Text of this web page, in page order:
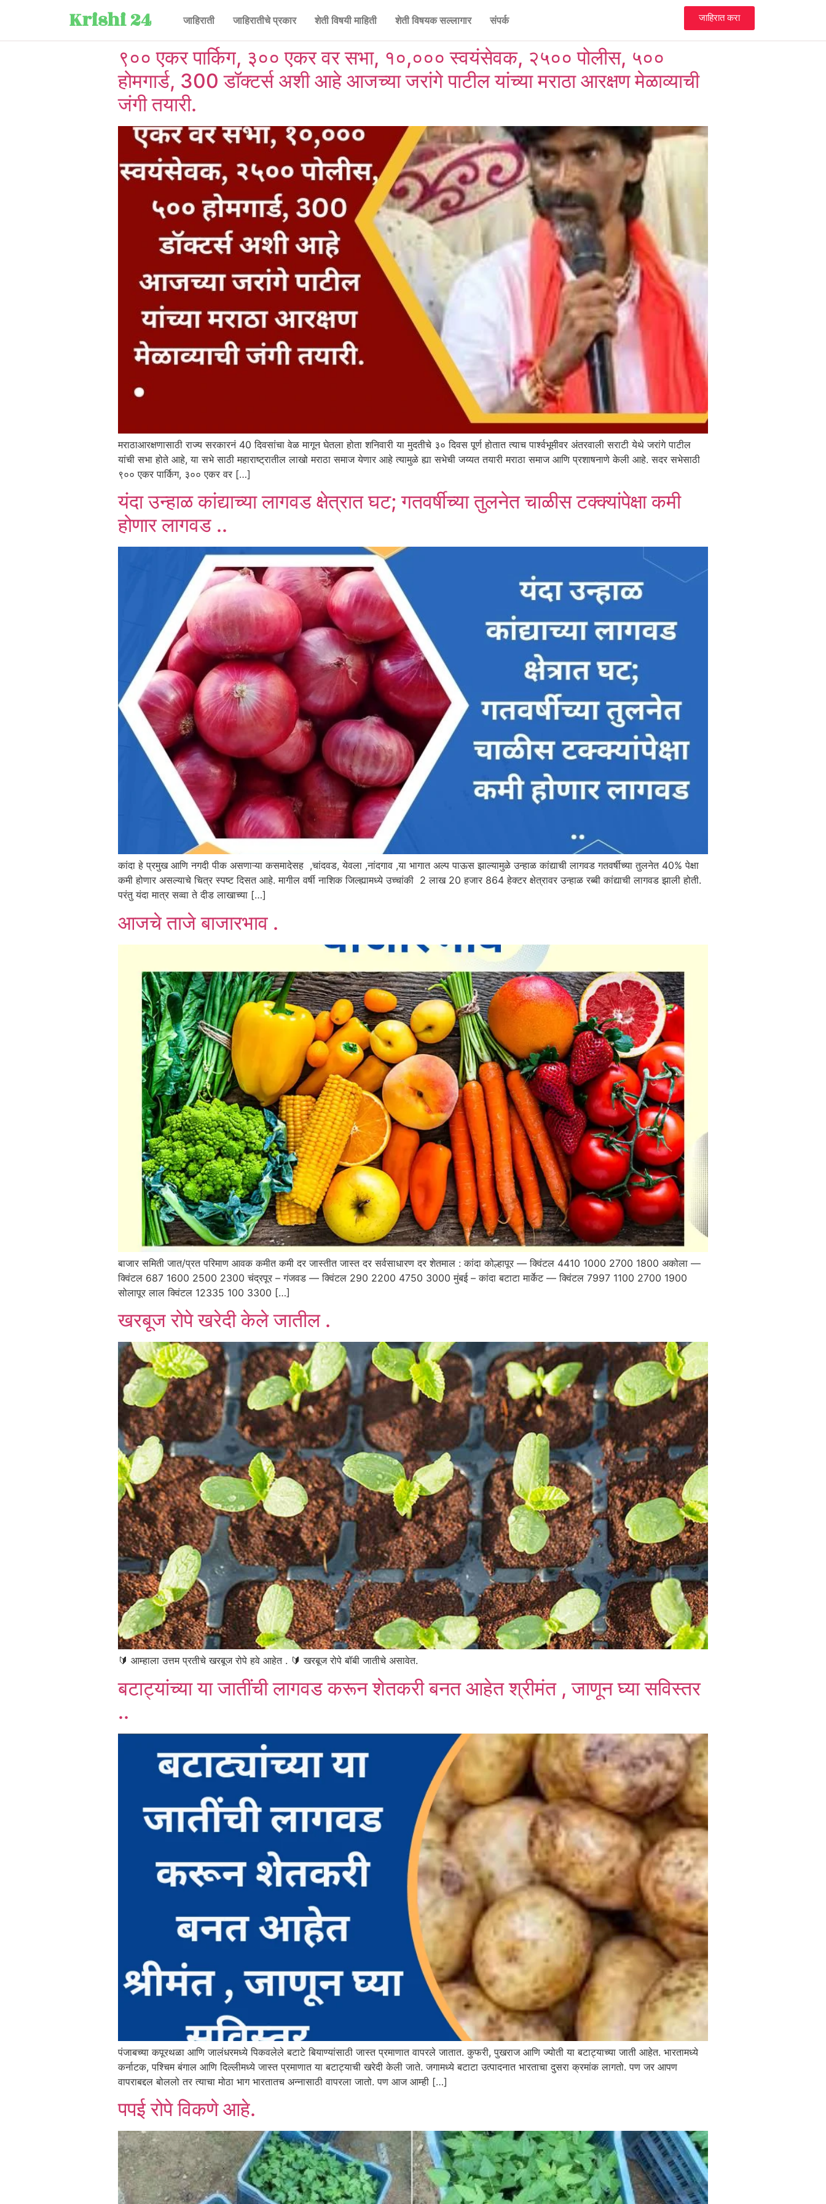
Krishi 24 जाहिराती जाहिरातीचे प्रकार शेती विषयी माहिती शेती विषयक सल्लागार संपर्क जाहिरात करा
९०० एकर पार्किग, ३०० एकर वर सभा, १०,००० स्वयंसेवक, २५०० पोलीस, ५००
होमगार्ड, 300 डॉक्टर्स अशी आहे आजच्या जरांगे पाटील यांच्या मराठा आरक्षण मेळाव्याची
जंगी तयारी.
मराठाआरक्षणासाठी राज्य सरकारनं 40 दिवसांचा वेळ मागून घेतला होता शनिवारी या मुदतीचे ३० दिवस पूर्ण होतात त्याच पार्श्वभूमीवर अंतरवाली सराटी येथे जरांगे पाटील
यांची सभा होते आहे, या सभे साठी महाराष्ट्रातील लाखो मराठा समाज येणार आहे त्यामुळे ह्या सभेची जय्यत तयारी मराठा समाज आणि प्रशाषनाणे केली आहे. सदर सभेसाठी
९०० एकर पार्किग, ३०० एकर वर […]
यंदा उन्हाळ कांद्याच्या लागवड क्षेत्रात घट; गतवर्षीच्या तुलनेत चाळीस टक्क्यांपेक्षा कमी
होणार लागवड ..
कांदा हे प्रमुख आणि नगदी पीक असणाऱ्या कसमादेसह ,चांदवड, येवला ,नांदगाव ,या भागात अल्प पाऊस झाल्यामुळे उन्हाळ कांद्याची लागवड गतवर्षीच्या तुलनेत 40% पेक्षा
कमी होणार असल्याचे चित्र स्पष्ट दिसत आहे. मागील वर्षी नाशिक जिल्ह्यामध्ये उच्चांकी 2 लाख 20 हजार 864 हेक्टर क्षेत्रावर उन्हाळ रब्बी कांद्याची लागवड झाली होती.
परंतु यंदा मात्र सव्वा ते दीड लाखाच्या […]
आजचे ताजे बाजारभाव .
बाजार समिती जात/प्रत परिमाण आवक कमीत कमी दर जास्तीत जास्त दर सर्वसाधारण दर शेतमाल : कांदा कोल्हापूर — क्विंटल 4410 1000 2700 1800 अकोला —
क्विंटल 687 1600 2500 2300 चंद्रपूर – गंजवड — क्विंटल 290 2200 4750 3000 मुंबई – कांदा बटाटा मार्केट — क्विंटल 7997 1100 2700 1900
सोलापूर लाल क्विंटल 12335 100 3300 […]
खरबूज रोपे खरेदी केले जातील .
🔰 आम्हाला उत्तम प्रतीचे खरबूज रोपे हवे आहेत . 🔰 खरबूज रोपे बॉबी जातीचे असावेत.
बटाट्यांच्या या जातींची लागवड करून शेतकरी बनत आहेत श्रीमंत , जाणून घ्या सविस्तर
..
पंजाबच्या कपूरथळा आणि जालंधरमध्ये पिकवलेले बटाटे बियाण्यांसाठी जास्त प्रमाणात वापरले जातात. कुफरी, पुखराज आणि ज्योती या बटाट्याच्या जाती आहेत. भारतामध्ये
कर्नाटक, पश्चिम बंगाल आणि दिल्लीमध्ये जास्त प्रमाणात या बटाट्याची खरेदी केली जाते. जगामध्ये बटाटा उत्पादनात भारताचा दुसरा क्रमांक लागतो. पण जर आपण
वापराबद्दल बोललो तर त्याचा मोठा भाग भारतातच अन्नासाठी वापरला जातो. पण आज आम्ही […]
पपई रोपे विकणे आहे.